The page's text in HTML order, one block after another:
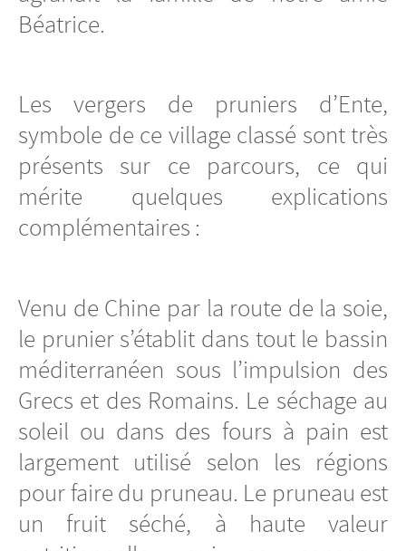
Béatrice.
Les vergers de pruniers d’Ente,
symbole de ce village classé sont très
présents sur ce parcours, ce qui
mérite quelques explications
complémentaires :
Venu de Chine par la route de la soie,
le prunier s’établit dans tout le bassin
méditerranéen sous l’impulsion des
Grecs et des Romains. Le séchage au
soleil ou dans des fours à pain est
largement utilisé selon les régions
pour faire du pruneau. Le pruneau est
un fruit séché, à haute valeur